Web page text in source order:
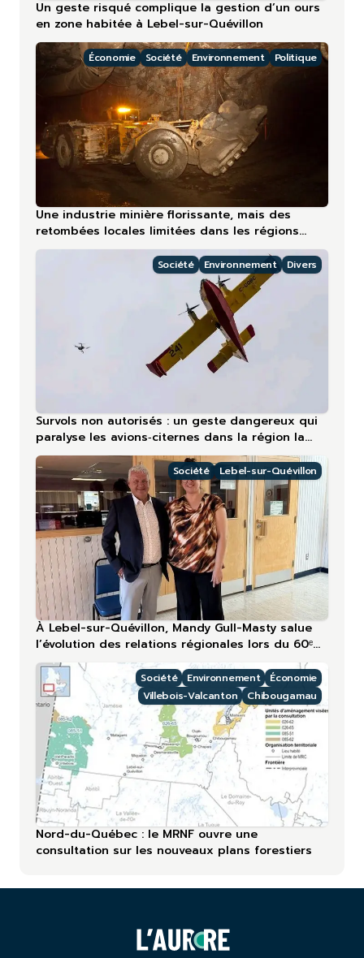
Un geste risqué complique la gestion d’un ours
en zone habitée à Lebel-sur-Quévillon
Économie Société Environnement Politique
Une industrie minière florissante, mais des
retombées locales limitées dans les régions
nordiques
Société Environnement Divers
Survols non autorisés : un geste dangereux qui
paralyse les avions‑citernes dans la région la
plus touchée en 2026
Société Lebel-sur-Quévillon
À Lebel-sur-Quévillon, Mandy Gull-Masty salue
l’évolution des relations régionales lors du 60ᵉ
anniversaire
Société Environnement
Économie
Villebois-Valcanton
Chibougamau
Nord-du-Québec : le MRNF ouvre une
consultation sur les nouveaux plans forestiers